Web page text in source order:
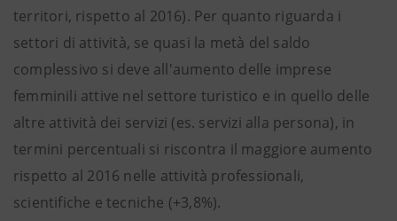
territori, rispetto al 2016). Per quanto riguarda i
settori di attività, se quasi la metà del saldo
complessivo si deve all'aumento delle imprese
femminili attive nel settore turistico e in quello delle
altre attività dei servizi (es. servizi alla persona), in
termini percentuali si riscontra il maggiore aumento
rispetto al 2016 nelle attività professionali,
scientifiche e tecniche (+3,8%).